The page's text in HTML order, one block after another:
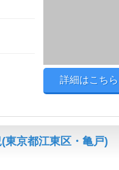
詳細はこちら
東京都江東区・亀戸)